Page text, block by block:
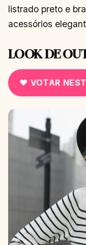
listrado preto e
acessórios
LOOK DE
♥ VOTAR